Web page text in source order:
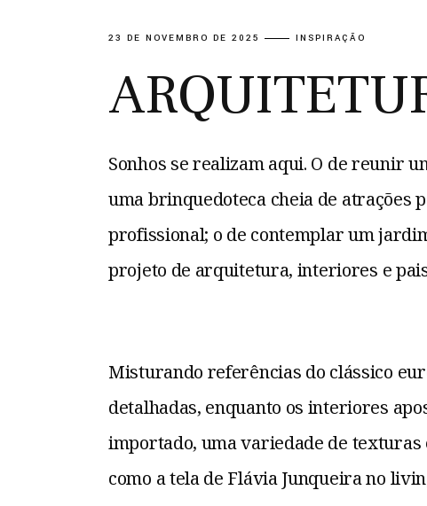
23 DE NOVEMBRO DE 2025 INSPIRAÇÃO
Sonhos se realizam aqui. O de reunir
uma brinquedoteca cheia de atrações
profissional; o de contemplar um
projeto de arquitetura, interiores e
Misturando referências do clássico
detalhadas, enquanto os interiores
importado, uma variedade de texturas
como a tela de Flávia Junqueira no